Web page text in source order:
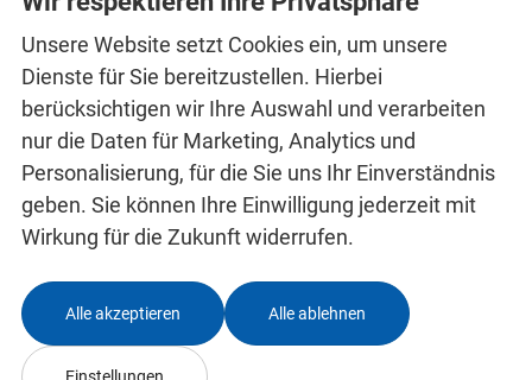
Details
Verbrauch kombiniert:
5,60 l/100km
CO -Klasse: D
CO2-Emissionen:128,00 g/km
Datensätze pro Seite:
10 20 50 100 250
Seiten:
Unsere Website setzt Cookies ein, um unsere
Dienste für Sie bereitzustellen. Hierbei
berücksichtigen wir Ihre Auswahl und verarbeiten
nur die Daten für Marketing, Analytics und
Personalisierung, für die Sie uns Ihr Einverständnis
geben. Sie können Ihre Einwilligung jederzeit mit
Wirkung für die Zukunft widerrufen.
Alle akzeptieren Alle ablehnen